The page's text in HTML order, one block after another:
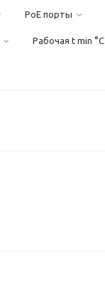
PoE порты
Рабочая t min °C